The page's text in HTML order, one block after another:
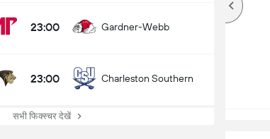
23:00 Gardner-Webb
23:00 Charleston Southern
सभी फिक्स्चर देखें
Eastern Illinois